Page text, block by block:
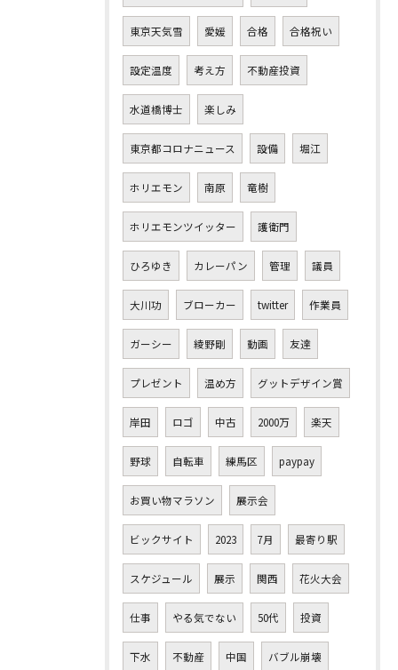
東京天気雪 愛媛 合格 合格祝い
設定温度 考え方 不動産投資
水道橋博士 楽しみ
東京都コロナニュース 設備 堀江
ホリエモン 南原 竜樹
ホリエモンツイッター 護衛門
ひろゆき カレーパン 管理 議員
大川功 ブローカー twitter 作業員
ガーシー 綾野剛 動画 友達
プレゼント 温め方 グットデザイン賞
岸田 ロゴ 中古 2000万 楽天
野球 自転車 練馬区 paypay
お買い物マラソン 展示会
ビックサイト 2023 7月 最寄り駅
スケジュール 展示 関西 花火大会
仕事 やる気でない 50代 投資
下水 不動産 中国 バブル崩壊